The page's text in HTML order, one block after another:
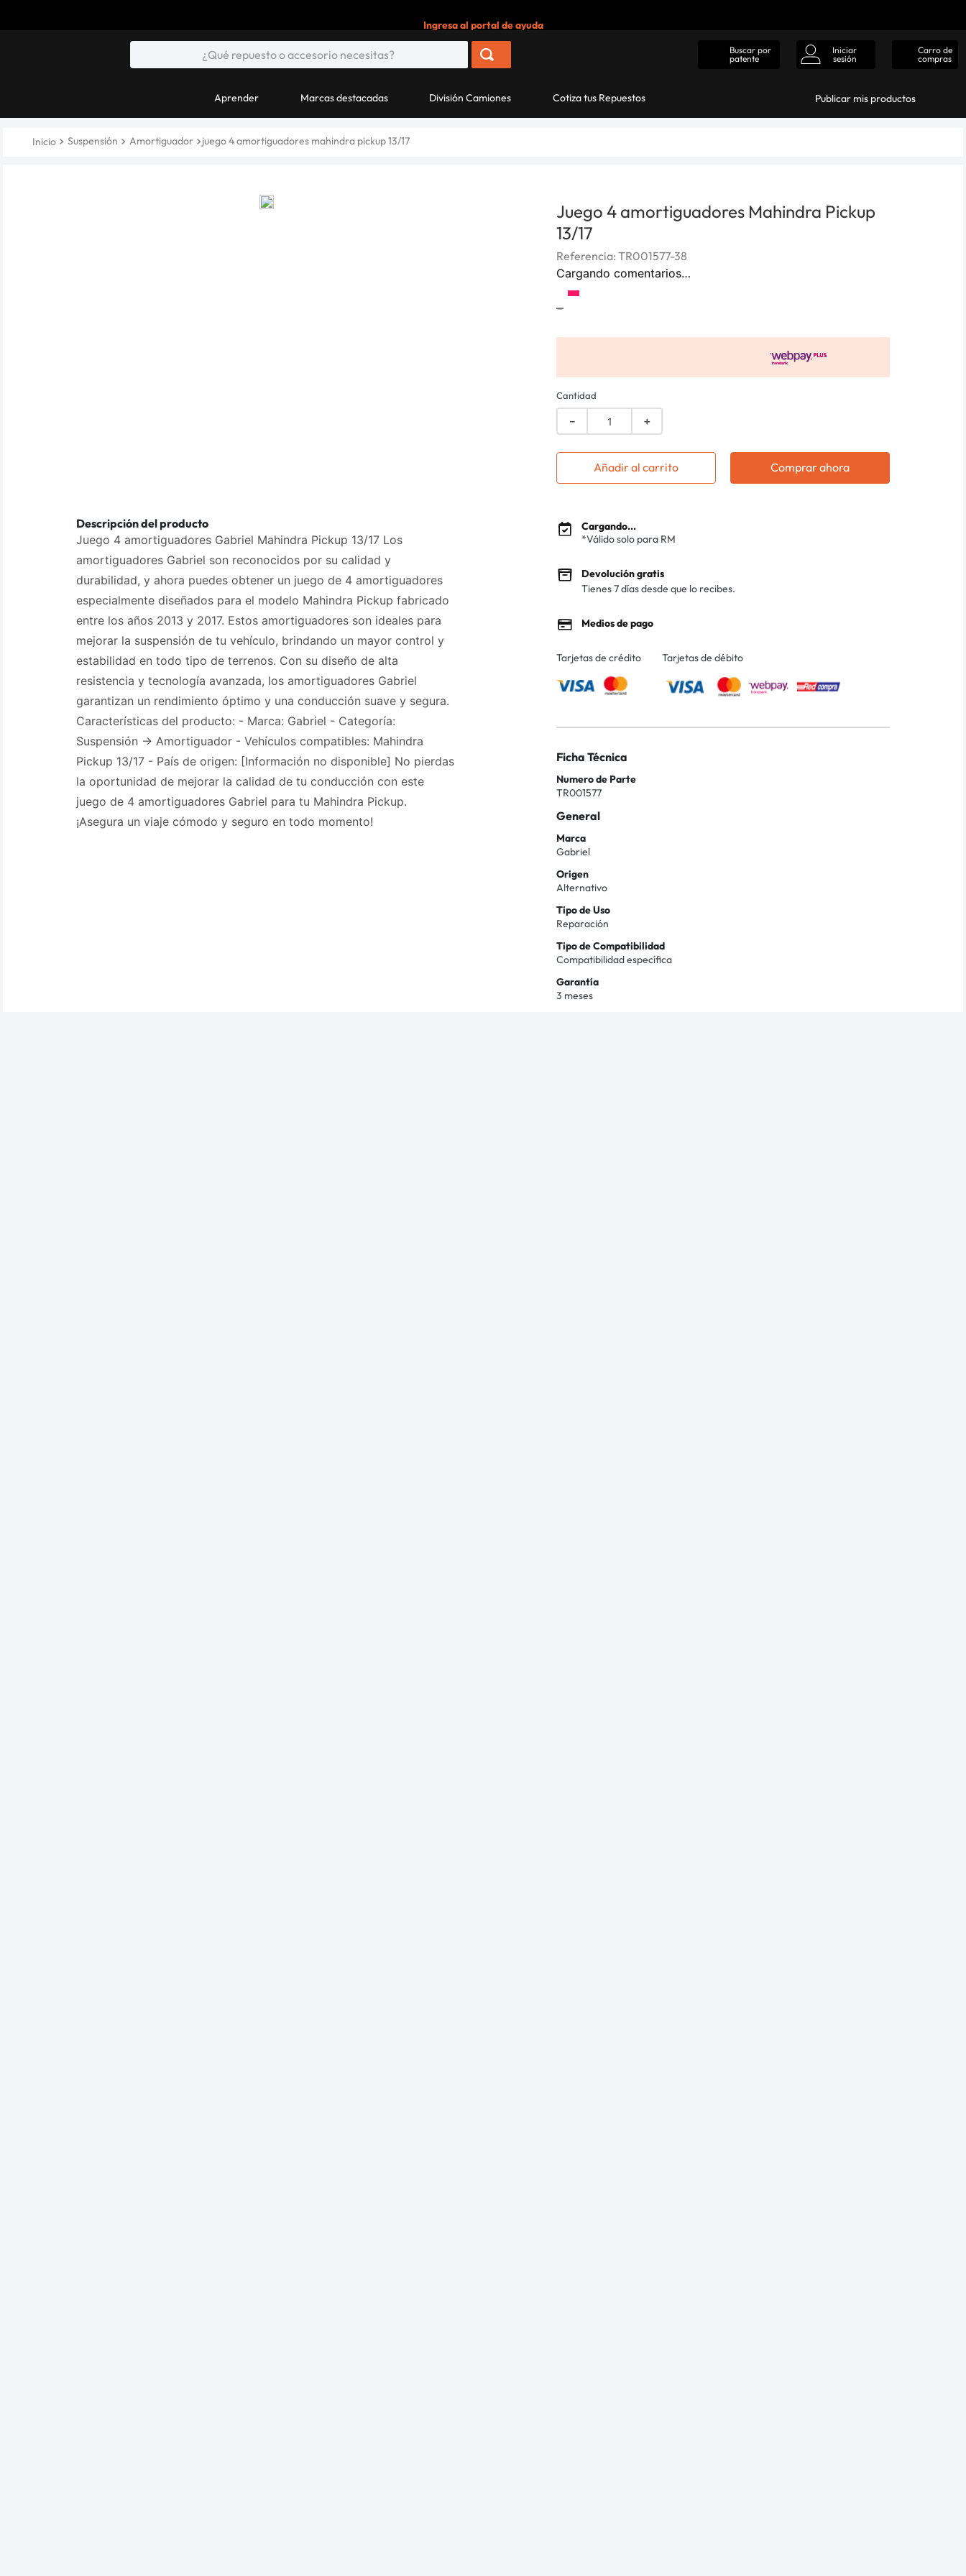
Ingresa al portal de ayuda
Buscar por
patente
Iniciar
sesión
Carro de
compras
Aprender Marcas destacadas División Camiones Cotiza tus Repuestos Publicar mis productos
Suspensión Amortiguador juego 4 amortiguadores mahindra pickup 13/17
Descripción del producto
Juego 4 amortiguadores Gabriel Mahindra Pickup 13/17 Los
amortiguadores Gabriel son reconocidos por su calidad y
durabilidad, y ahora puedes obtener un juego de 4 amortiguadores
especialmente diseñados para el modelo Mahindra Pickup fabricado
entre los años 2013 y 2017. Estos amortiguadores son ideales para
mejorar la suspensión de tu vehículo, brindando un mayor control y
estabilidad en todo tipo de terrenos. Con su diseño de alta
resistencia y tecnología avanzada, los amortiguadores Gabriel
garantizan un rendimiento óptimo y una conducción suave y segura.
Características del producto: - Marca: Gabriel - Categoría:
Suspensión -> Amortiguador - Vehículos compatibles: Mahindra
Pickup 13/17 - País de origen: [Información no disponible] No pierdas
la oportunidad de mejorar la calidad de tu conducción con este
juego de 4 amortiguadores Gabriel para tu Mahindra Pickup.
¡Asegura un viaje cómodo y seguro en todo momento!
Juego 4 amortiguadores Mahindra Pickup
13/17
Referencia: TR001577-38
Cargando comentarios…
-
Cantidad
＋
－
Añadir al carrito Comprar ahora
Cargando...
*Válido solo para RM
Devolución gratis
Tienes 7 días desde que lo recibes.
Medios de pago
Tarjetas de crédito Tarjetas de débito
Ficha Técnica
Numero de Parte
TR001577
General
Marca
Gabriel
Origen
Alternativo
Tipo de Uso
Reparación
Tipo de Compatibilidad
Compatibilidad específica
Garantía
3 meses